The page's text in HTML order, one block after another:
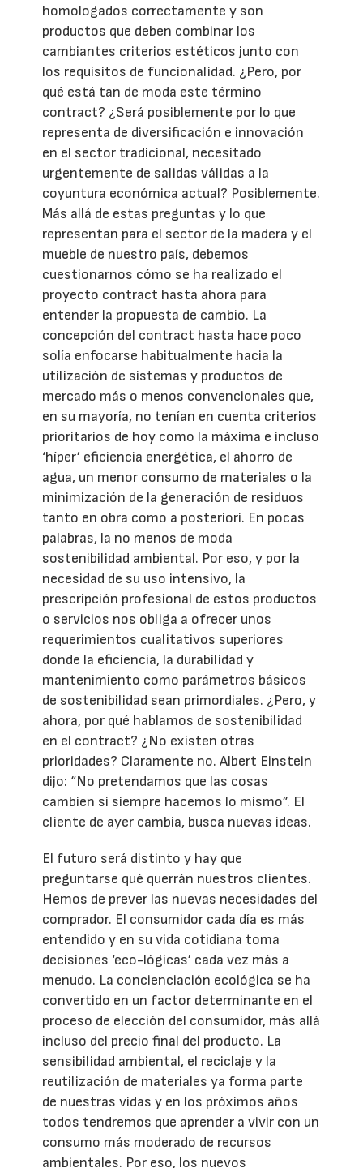
homologados correctamente y son
productos que deben combinar los
cambiantes criterios estéticos junto con
los requisitos de funcionalidad. ¿Pero, por
qué está tan de moda este término
contract? ¿Será posiblemente por lo que
representa de diversificación e innovación
en el sector tradicional, necesitado
urgentemente de salidas válidas a la
coyuntura económica actual? Posiblemente.
Más allá de estas preguntas y lo que
representan para el sector de la madera y el
mueble de nuestro país, debemos
cuestionarnos cómo se ha realizado el
proyecto contract hasta ahora para
entender la propuesta de cambio. La
concepción del contract hasta hace poco
solía enfocarse habitualmente hacia la
utilización de sistemas y productos de
mercado más o menos convencionales que,
en su mayoría, no tenían en cuenta criterios
prioritarios de hoy como la máxima e incluso
‘híper’ eficiencia energética, el ahorro de
agua, un menor consumo de materiales o la
minimización de la generación de residuos
tanto en obra como a posteriori. En pocas
palabras, la no menos de moda
sostenibilidad ambiental. Por eso, y por la
necesidad de su uso intensivo, la
prescripción profesional de estos productos
o servicios nos obliga a ofrecer unos
requerimientos cualitativos superiores
donde la eficiencia, la durabilidad y
mantenimiento como parámetros básicos
de sostenibilidad sean primordiales. ¿Pero, y
ahora, por qué hablamos de sostenibilidad
en el contract? ¿No existen otras
prioridades? Claramente no. Albert Einstein
dijo: “No pretendamos que las cosas
cambien si siempre hacemos lo mismo”. El
cliente de ayer cambia, busca nuevas ideas.
El futuro será distinto y hay que
preguntarse qué querrán nuestros clientes.
Hemos de prever las nuevas necesidades del
comprador. El consumidor cada día es más
entendido y en su vida cotidiana toma
decisiones ‘eco-lógicas’ cada vez más a
menudo. La concienciación ecológica se ha
convertido en un factor determinante en el
proceso de elección del consumidor, más allá
incluso del precio final del producto. La
sensibilidad ambiental, el reciclaje y la
reutilización de materiales ya forma parte
de nuestras vidas y en los próximos años
todos tendremos que aprender a vivir con un
consumo más moderado de recursos
ambientales. Por eso, los nuevos